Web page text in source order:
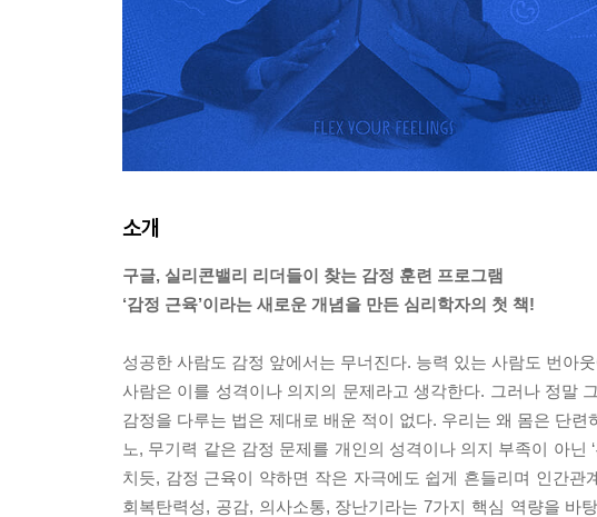
소개
구글, 실리콘밸리 리더들이 찾는 감정 훈련 프로그램
‘감정 근육’이라는 새로운 개념을 만든 심리학자의 첫 책!
성공한 사람도 감정 앞에서는 무너진다. 능력 있는 사람도 번아
사람은 이를 성격이나 의지의 문제라고 생각한다. 그러나 정말
감정을 다루는 법은 제대로 배운 적이 없다. 우리는 왜 몸은 단
노, 무기력 같은 감정 문제를 개인의 성격이나 의지 부족이 아닌
치듯, 감정 근육이 약하면 작은 자극에도 쉽게 흔들리며 인간
회복탄력성, 공감, 의사소통, 장난기라는 7가지 핵심 역량을 바